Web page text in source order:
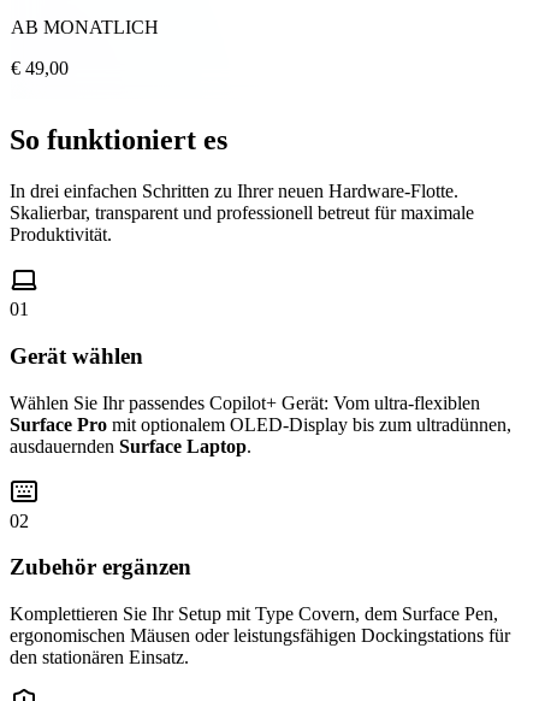
AB MONATLICH
€ 49,00
So funktioniert es
In drei einfachen Schritten zu Ihrer neuen Hardware-Flotte.
Skalierbar, transparent und professionell betreut für maximale
Produktivität.
01
Gerät wählen
Wählen Sie Ihr passendes Copilot+ Gerät: Vom ultra-flexiblen
Surface Pro mit optionalem OLED-Display bis zum ultradünnen,
ausdauernden Surface Laptop.
02
Zubehör ergänzen
Komplettieren Sie Ihr Setup mit Type Covern, dem Surface Pen,
ergonomischen Mäusen oder leistungsfähigen Dockingstations für
den stationären Einsatz.